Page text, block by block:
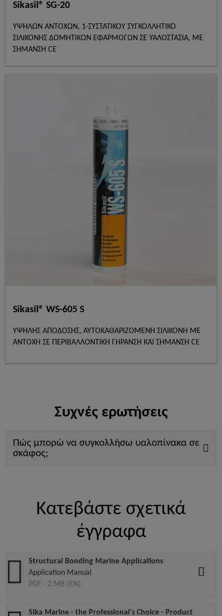
Sikasil® SG-20
ΥΨΗΛΩΝ ΑΝΤΟΧΩΝ, 1-ΣΥΣΤΑΤΙΚΟΥ ΣΥΓΚΟΛΛΗΤΙΚΟ
ΣΙΛΙΚΟΝΗΣ ΔΟΜΗΤΙΚΩΝ ΕΦΑΡΜΟΓΩΝ ΣΕ ΥΑΛΟΣΤΑΣΙΑ, ΜΕ
ΣΗΜΑΝΣΗ CE
Sikasil® WS-605 S
ΥΨΗΛΗΣ ΑΠΟΔΟΣΗΣ, ΑΥΤΟΚΑΘΑΡΙΖΟΜΕΝΗ ΣΙΛΙΚΟΝΗ ΜΕ
ΑΝΤΟΧΗ ΣΕ ΠΕΡΙΒΑΛΛΟΝΤΙΚΗ ΓΗΡΑΝΣΗ ΚΑΙ ΣΗΜΑΝΣΗ CE
Συχνές ερωτήσεις
Πώς μπορώ να συγκολλήσω υαλοπίνακα σε
σκάφος;
Κατεβάστε σχετικά
έγγραφα
Structural Bonding Marine Applications
Application Manual
PDF - 2 MB (EN)
Sika Marine - the Professional's Choice - Product